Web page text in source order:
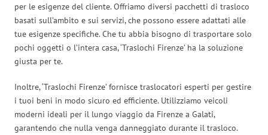
per le esigenze del cliente. Offriamo diversi pacchetti di trasloco
basati sull’ambito e sui servizi, che possono essere adattati alle
tue esigenze specifiche. Che tu abbia bisogno di trasportare solo
pochi oggetti o l’intera casa, ‘Traslochi Firenze’ ha la soluzione
giusta per te.
Inoltre, ‘Traslochi Firenze’ fornisce traslocatori esperti per gestire
i tuoi beni in modo sicuro ed efficiente. Utilizziamo veicoli
moderni ideali per il lungo viaggio da Firenze a Galati,
garantendo che nulla venga danneggiato durante il trasloco.